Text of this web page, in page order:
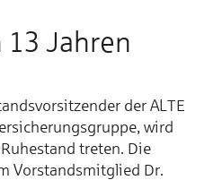
Jahren
der ALTE
wird
treten. Die
Vorstandsmitglied Dr.